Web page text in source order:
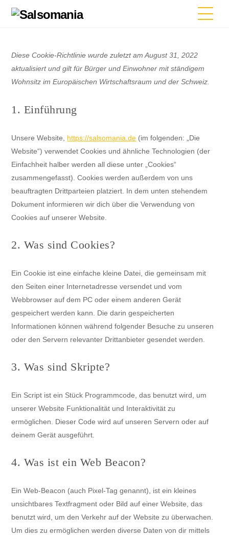
Skip
Diese Cookie-Richtlinie wurde zuletzt am August 31, 2022
aktualisiert und gilt für Bürger und Einwohner mit ständigem
Wohnsitz im Europäischen Wirtschaftsraum und der Schweiz.
1. Einführung
Unsere Website, https://salsomania.de (im folgenden: „Die
Website“) verwendet Cookies und ähnliche Technologien (der
Einfachheit halber werden all diese unter „Cookies“
zusammengefasst). Cookies werden außerdem von uns
beauftragten Drittparteien platziert. In dem unten stehendem
Dokument informieren wir dich über die Verwendung von
Cookies auf unserer Website.
2. Was sind Cookies?
Ein Cookie ist eine einfache kleine Datei, die gemeinsam mit
den Seiten einer Internetadresse versendet und vom
Webbrowser auf dem PC oder einem anderen Gerät
gespeichert werden kann. Die darin gespeicherten
Informationen können während folgender Besuche zu unseren
oder den Servern relevanter Drittanbieter gesendet werden.
3. Was sind Skripte?
Ein Script ist ein Stück Programmcode, das benutzt wird, um
unserer Website Funktionalität und Interaktivität zu
ermöglichen. Dieser Code wird auf unseren Servern oder auf
deinem Gerät ausgeführt.
4. Was ist ein Web Beacon?
Ein Web-Beacon (auch Pixel-Tag genannt), ist ein kleines
unsichtbares Textfragment oder Bild auf einer Website, das
benutzt wird, um den Verkehr auf der Website zu überwachen.
Um dies zu ermöglichen werden diverse Daten von dir mittels